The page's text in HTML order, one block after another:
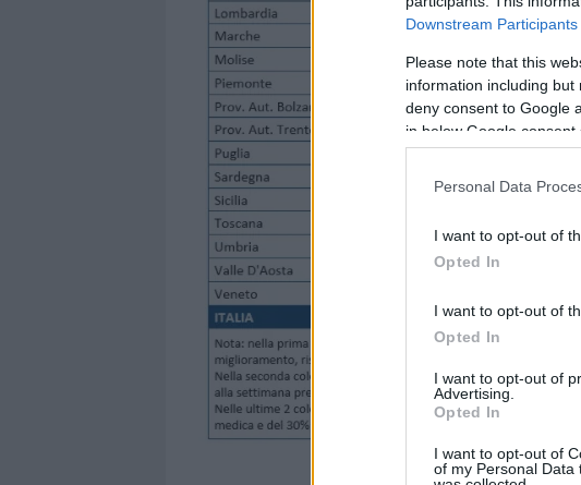
Downstream Participants
Please note that this
information including
deny consent to Google
in below Google consent
Personal Data
I want to opt-out of
Opted In
I want to opt-out of
Opted In
I want to opt-out of
Advertising.
Opted In
I want to opt-out of
of my Personal Data